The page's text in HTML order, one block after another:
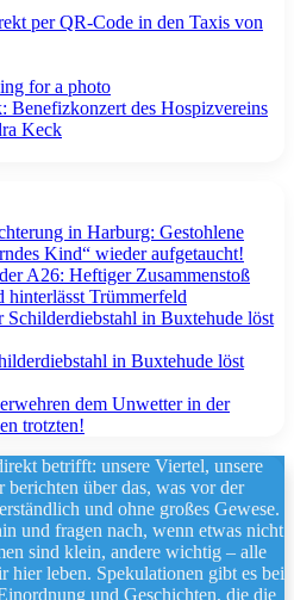
per QR-Code in den Taxis von
Benefizkonzert des Hospizvereins
Keck
in Harburg: Gestohlene
Kind“ wieder aufgetaucht!
A26: Heftiger Zusammenstoß
hinterlässt Trümmerfeld
Schilderdiebstahl in Buxtehude löst
in Buxtehude löst
dem Unwetter in der
trotzten!
betrifft: unsere Viertel, unsere
berichten über das, was vor der
und ohne großes Gewese.
und fragen nach, wenn etwas nicht
sind klein, andere wichtig – alle
hier leben. Spekulationen gibt es bei
und Geschichten, die die